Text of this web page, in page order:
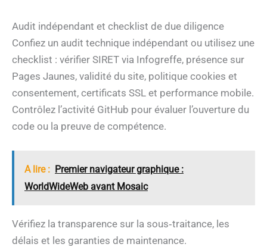
Audit indépendant et checklist de due diligence
Confiez un audit technique indépendant ou utilisez une
checklist : vérifier SIRET via Infogreffe, présence sur
Pages Jaunes, validité du site, politique cookies et
consentement, certificats SSL et performance mobile.
Contrôlez l’activité GitHub pour évaluer l’ouverture du
code ou la preuve de compétence.
A lire : Premier navigateur graphique :
WorldWideWeb avant Mosaic
Vérifiez la transparence sur la sous‑traitance, les
délais et les garanties de maintenance.